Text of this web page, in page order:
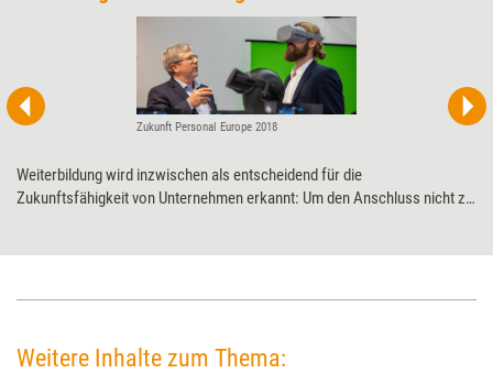
Zukunft Personal Europe 2018
Weiterbildung wird inzwischen als entscheidend für die
Zukunftsfähigkeit von Unternehmen erkannt: Um den Anschluss nicht zu
Weitere Inhalte zum Thema: